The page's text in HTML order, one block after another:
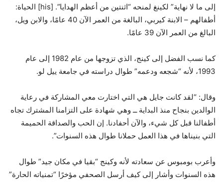
إلى ما لا نهاية” لكينغ لمنحه “اثنتين من أعظم الهدايا”. [his] الحياة:
أطفالهم – الابنة كيربي، البالغة من العمر الآن 40 عامًا، والابن ويل،
البالغ من العمر الآن 39 عامًا.
كما نسب الفضل إلى كينج، الذي تزوجها من عام 1982 إلى عام
1993، لأنه “شجعه ودعمه” طوال دراسته في جامعة ييل لو.
وقال: “لقد كانت جايل هي التي اختارت معي المشاركة في رعاية
الوالدين بنجاح منذ البداية ــ وهي شهادة على التزامنا المشترك تجاه
أطفالنا قبل كل شيء، والآن أحفادنا. إن الحب والصداقة الحميمة
التي بنيناها في هذا العمل حملانا طوال هذه السنوات”.
وأعرب بومبوس عن سعادته لأنه وكينج “بقيا في مكان جيد” طوال
هذه السنوات وأشار إلى كيف أرسل الصحفي مؤخرًا “تمنياته الحارة”